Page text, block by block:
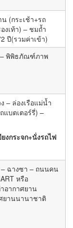
(กระเช้า+รถ
งเท้า) – ชมถ้ำ
ปี(รวมค่าเข้า)
– พิพิธภัณฑ์ภาพ
– ล่องเรือแม่น้ำ
แบตเตอร์รี่) –
งกระจก+นั่งรถไฟ
– ฉางซา – ถนนคน
หรือ
อากาศยาน
ยานนานาชาติ